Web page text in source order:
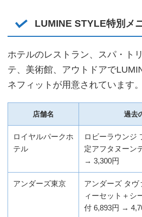
LUMINE STYLE特別メ
ホテルのレストラン、スパ・ト
テ、美術館、アウトドアで
ネフィットが用意されています。
店舗名 過去
ロイヤルパークホ
テル
ロビーラウンジ
定アフタヌーン
→ 3,300円
アンダーズ東京
アンダーズ タヴ
ィーセット＋シ
付 6,893円 →